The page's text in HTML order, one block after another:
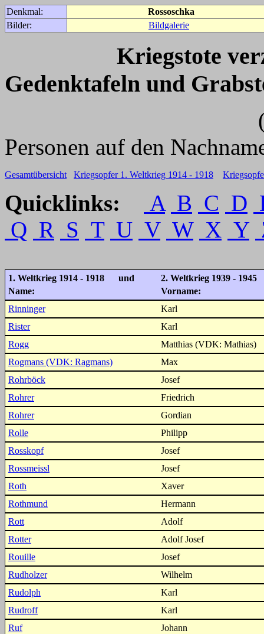
Denkmal:
Rossoschka
Bilder:
Bildgalerie
Kriegstote
Gedenktafeln und
(Für weitere
Personen auf den
Gesamtübersicht Kriegsopfer 1. Weltkrieg 1914 - 1918
Quicklinks: A B C D
Q R S T U V W X Y
1. Weltkrieg 1914 - 1918 und
2. Weltkrieg 1939 - 1945
Name:
Vorname:
Rinninger
Karl
Rister
Karl
Rogg
Matthias (VDK: Mathias)
Rogmans (VDK: Ragmans)
Max
Rohrböck
Josef
Rohrer
Friedrich
Rohrer
Gordian
Rolle
Philipp
Rosskopf
Josef
Rossmeissl
Josef
Roth
Xaver
Rothmund
Hermann
Rott
Adolf
Rotter
Adolf Josef
Rouille
Josef
Rudholzer
Wilhelm
Rudolph
Karl
Rudroff
Karl
Ruf
Johann